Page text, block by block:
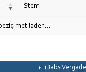
Stem
met laden...
iBabs